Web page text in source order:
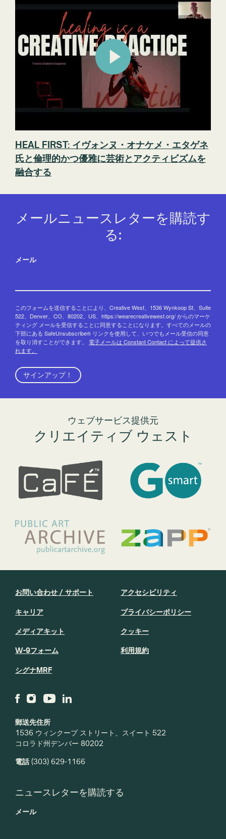
HEAL FIRST: イヴォンヌ・オナケメ・エタゲネ
氏と倫理的かつ優雅に芸術とアクティビズムを
融合する
メールニュースレターを購読す
る:
メール
このフォームを送信することにより、Creative West、1536 Wynkoop St、Suite
522、Denver、CO、80202、US、https://wearecreativewest.org/ からのマーケ
ティング メールを受信することに同意することになります。すべてのメールの
下部にある SafeUnsubscribe® リンクを使用して、いつでもメール受信の同意
を取り消すことができます。 電子メールは Constant Contact によって提供さ
れます。
サインアップ！
ウェブサービス提供元
クリエイティブ ウェスト
郵送先住所
1536 ウィンクープ ストリート、スイート 522
コロラド州デンバー 80202
電話(303) 629-1166
お問い合わせ / サポート
キャリア
メディアキット
W-9フォーム
シグナMRF
アクセシビリティ
プライバシーポリシー
クッキー
利用規約
ニュースレターを購読する
メール